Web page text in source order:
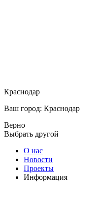
Краснодар
Ваш город: Краснодар
Верно
Выбрать другой
О нас
Новости
Проекты
Информация